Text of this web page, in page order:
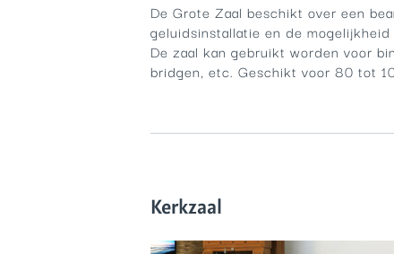
De Grote Zaal beschikt over een
geluidsinstallatie en de
De zaal kan gebruikt worden voor
bridgen, etc. Geschikt voor 80 tot
Kerkzaal